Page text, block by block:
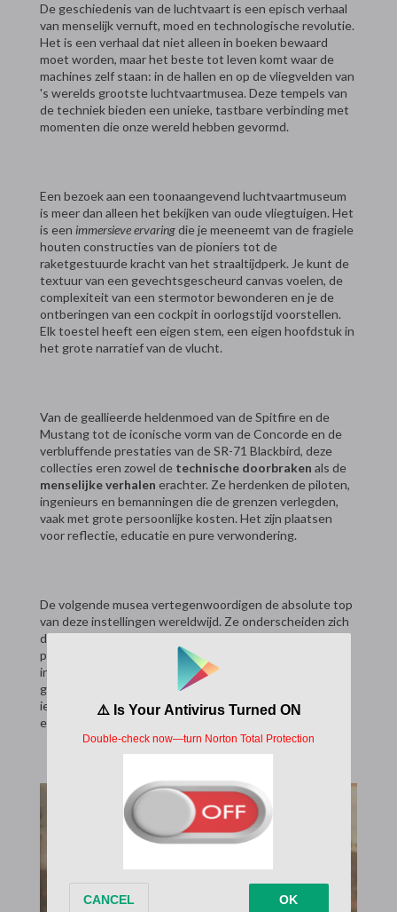
De geschiedenis van de luchtvaart is een episch verhaal
van menselijk vernuft, moed en technologische revolutie.
Het is een verhaal dat niet alleen in boeken bewaard
moet worden, maar het beste tot leven komt waar de
machines zelf staan: in de hallen en op de vliegvelden van
's werelds grootste luchtvaartmusea. Deze tempels van
de techniek bieden een unieke, tastbare verbinding met
momenten die onze wereld hebben gevormd.
Een bezoek aan een toonaangevend luchtvaartmuseum
is meer dan alleen het bekijken van oude vliegtuigen. Het
is een immersieve ervaringdie je meeneemt van de fragiele
houten constructies van de pioniers tot de
raketgestuurde kracht van het straaltijdperk. Je kunt de
textuur van een gevechtsgescheurd canvas voelen, de
complexiteit van een stermotor bewonderen en je de
ontberingen van een cockpit in oorlogstijd voorstellen.
Elk toestel heeft een eigen stem, een eigen hoofdstuk in
het grote narratief van de vlucht.
Van de geallieerde heldenmoed van de Spitfire en de
Mustang tot de iconische vorm van de Concorde en de
verbluffende prestaties van de SR-71 Blackbird, deze
collecties eren zowel de technische doorbraken als de
menselijke verhalen erachter. Ze herdenken de piloten,
ingenieurs en bemanningen die de grenzen verlegden,
vaak met grote persoonlijke kosten. Het zijn plaatsen
voor reflectie, educatie en pure verwondering.
De volgende musea vertegenwoordigen de absolute top
van deze instellingen wereldwijd. Ze onderscheiden zich
door de kwaliteit en reikwijdte van hun collecties, hun
presentatie en hun vermogen om de bezoeker te
inspireren. Een reis naar een van deze bestemmingen is
geen eenvoudig uitstapje; het is een pelgrimstocht voor
iedereen die gegrepen is door de magie van het vliegen
en het verlangen om de horizon te verkennen.